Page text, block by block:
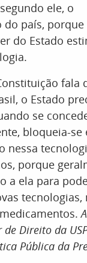
ele, o
país,
do Estado
fala
o Estado
se
bloqueia-se
nessa
porque
a ela para
tecnologias,
de Direito da
Pública da